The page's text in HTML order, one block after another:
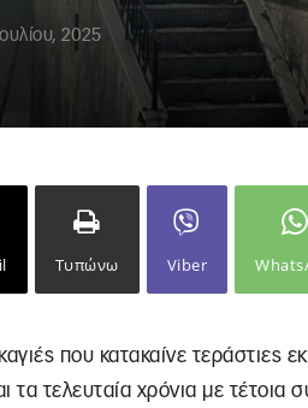
2025
Τυπώνω Viber
που κατακαίνε τεράστιες
τα τελευταία χρόνια με τέτοια